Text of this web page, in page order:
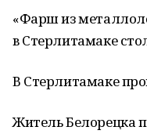
«Фарш из
в Стерлитамаке
В Стерлитамаке
Житель Белорецка